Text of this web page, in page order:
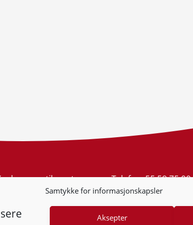
Samtykke for informasjonskapsler
Aksepter
Postboks 439 Sentrum
974 761 246
Telefon:55 59 75 00
E-post:post@kt.no
Nyhetsvarsel >>